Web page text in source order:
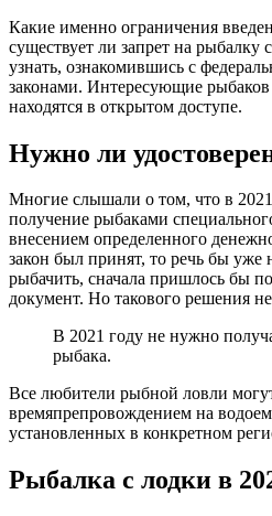
Какие именно ограничения
существует ли запрет на
узнать, ознакомившись с
законами. Интересующие рыбаков
находятся в открытом доступе.
Нужно ли
Многие слышали о том, что в 2021
получение рыбаками
внесением определенного
закон был принят, то речь бы
рыбачить, сначала пришлось бы
документ. Но такового решения
В 2021 году не нужно
рыбака.
Все любители рыбной ловли
времяпрепровождением на
установленных в конкретном
Рыбалка с лодки в